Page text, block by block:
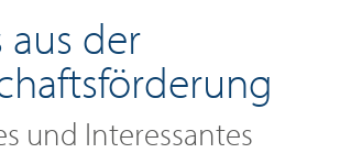
aus der
und Interessantes